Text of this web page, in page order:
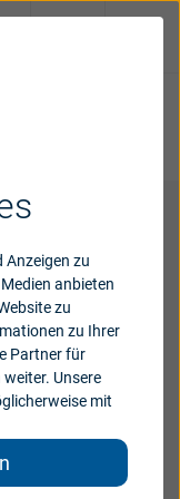
Anzeigen zu
anbieten
zu
zu Ihrer
Partner für
Unsere
mit
der Dienste
Hörgeräte
können. Die
Hören gehört
was der Preis
Design
hin zur
Größe, groß in